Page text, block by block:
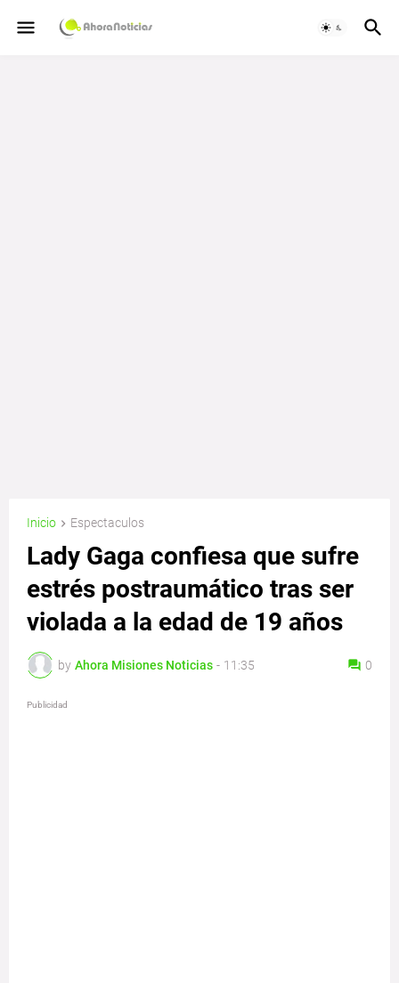
Inicio Espectaculos
Lady Gaga confiesa que sufre
estrés postraumático tras ser
violada a la edad de 19 años
by Ahora Misiones Noticias - 11:35 0
Publicidad